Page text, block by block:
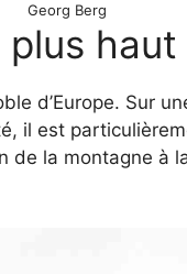
Georg Berg
haut
d’Europe. Sur
il est
la montagne à